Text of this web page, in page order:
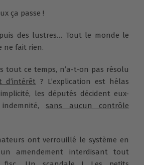
ça passe !
des lustres… Tout le monde le
ne fait rien.
tout ce temps, n’a-t-on pas résolu
d’intérêt ? L’explication est hélas
les députés décident eux-
sans aucun contrôle
ont verrouillé le système en
amendement interdisant tout